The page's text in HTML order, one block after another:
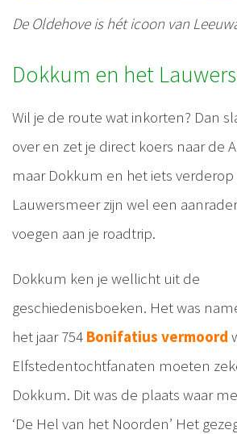
De Oldehove is hét icoon van
Dokkum en het
Wil je de route wat inkorten? Dan
over en zet je direct koers naar de
maar Dokkum en het iets verderop
Lauwersmeer zijn wel een
voegen aan je roadtrip.
Dokkum ken je wellicht uit de
geschiedenisboeken. Het was
het jaar 754 Bonifatius vermoord
Elfstedentochtfanaten moeten
Dokkum. Dit was de plaats waar
‘De Hel van het Noorden’ Het